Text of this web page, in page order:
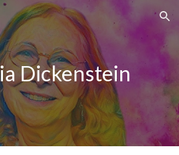
Skip to navigation
Dickenstein